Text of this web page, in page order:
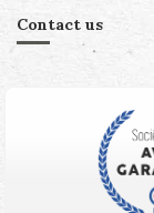
Contact us